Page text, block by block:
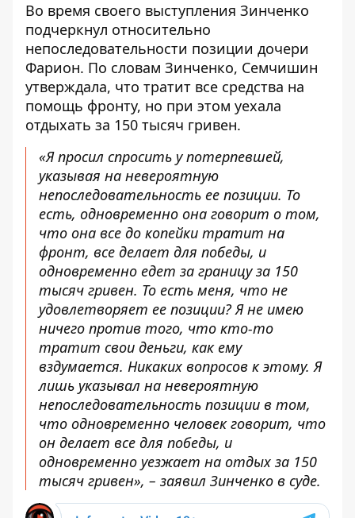
Во время своего выступления Зинченко
подчеркнул относительно
непоследовательности позиции дочери
Фарион. По словам Зинченко, Семчишин
утверждала, что тратит все средства на
помощь фронту, но при этом уехала
отдыхать за 150 тысяч гривен.
«Я просил спросить у потерпевшей,
указывая на невероятную
непоследовательность ее позиции. То
есть, одновременно она говорит о том,
что она все до копейки тратит на
фронт, все делает для победы, и
одновременно едет за границу за 150
тысяч гривен. То есть меня, что не
удовлетворяет ее позиции? Я не имею
ничего против того, что кто-то
тратит свои деньги, как ему
вздумается. Никаких вопросов к этому. Я
лишь указывал на невероятную
непоследовательность позиции в том,
что одновременно человек говорит, что
он делает все для победы, и
одновременно уезжает на отдых за 150
тысяч гривен», – заявил Зинченко в суде.